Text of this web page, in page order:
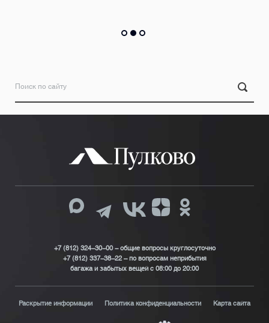
+7 (812) 324-30-00 - общие вопросы круглосуточно
+7 (812) 337-38-22 – по вопросам неприбытия
багажа и забытых вещей с 08:00 до 20:00
Раскрытие информации Политика конфиденциальности Карта сайта